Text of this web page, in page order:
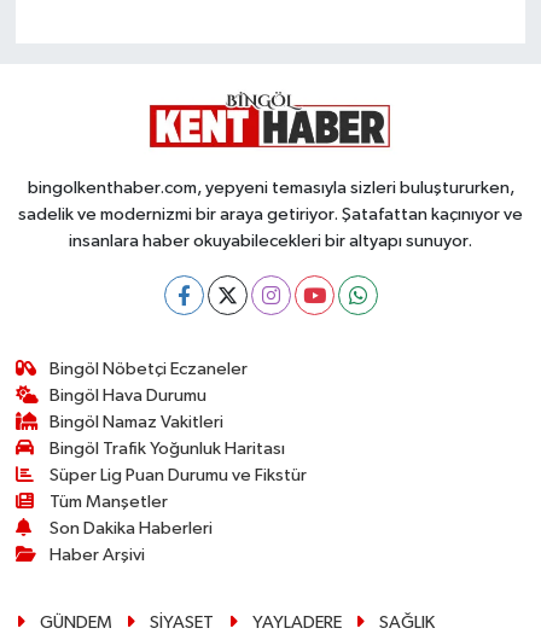
bingolkenthaber.com, yepyeni temasıyla sizleri buluştururken,
sadelik ve modernizmi bir araya getiriyor. Şatafattan kaçınıyor ve
insanlara haber okuyabilecekleri bir altyapı sunuyor.
Bingöl Nöbetçi Eczaneler
Bingöl Hava Durumu
Bingöl Namaz Vakitleri
Bingöl Trafik Yoğunluk Haritası
Süper Lig Puan Durumu ve Fikstür
Tüm Manşetler
Son Dakika Haberleri
Haber Arşivi
GÜNDEM SİYASET YAYLADERE
SAĞLIK